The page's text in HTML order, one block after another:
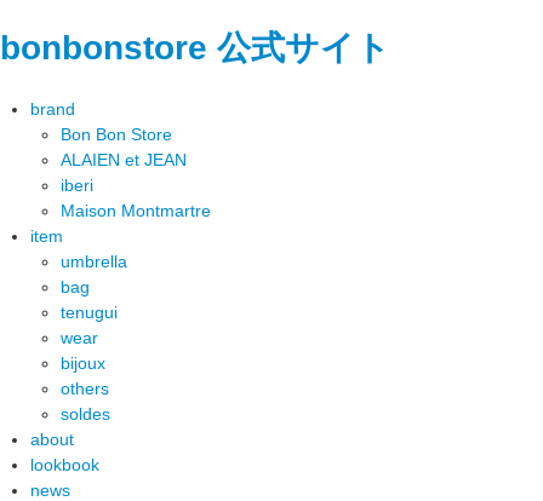
bonbonstore 公式サイト
brand
Bon Bon Store
ALAIEN et JEAN
iberi
Maison Montmartre
item
umbrella
bag
tenugui
wear
bijoux
others
soldes
about
lookbook
news